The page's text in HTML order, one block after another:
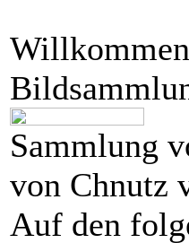
Sammlung
von Chnutz
Auf den